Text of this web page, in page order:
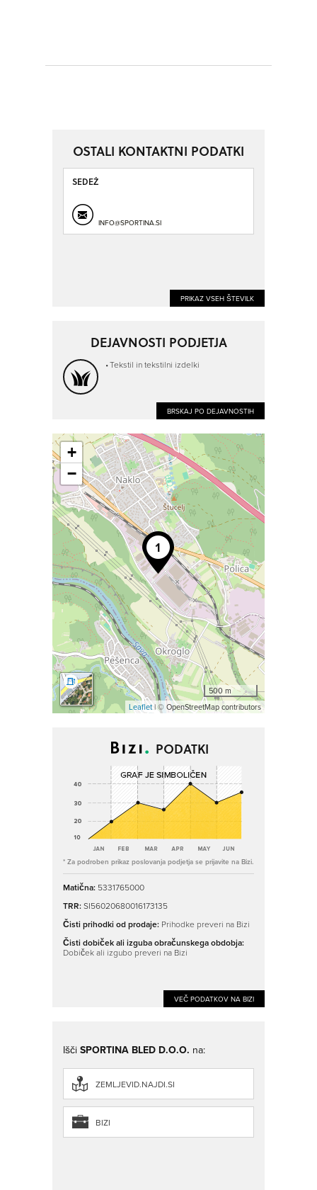
OSTALI KONTAKTNI PODATKI
SEDEŽ
INFO@SPORTINA.SI
PRIKAZ VSEH ŠTEVILK
DEJAVNOSTI PODJETJA
Tekstil in tekstilni izdelki
BRSKAJ PO DEJAVNOSTIH
+
−
500 m
Leaflet| © OpenStreetMap contributors
PODATKI
* Za podroben prikaz poslovanja podjetja se prijavite na Bizi.
Matična: 5331765000
TRR:SI56020680016173135
Čisti prihodki od prodaje: Prihodke preveri na Bizi
Čisti dobiček ali izguba obračunskega obdobja:
Dobiček ali izgubo preveri na Bizi
VEČ PODATKOV NA BIZI
Išči SPORTINA BLED D.O.O. na:
ZEMLJEVID.NAJDI.SI
BIZI